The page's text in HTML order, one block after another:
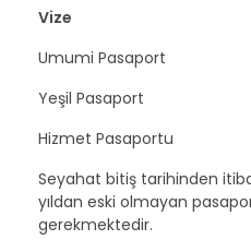
Vize
Umumi Pasaport
Yeşil Pasaport
Hizmet Pasaportu
Seyahat bitiş tarihinden
yıldan eski olmayan
gerekmektedir.